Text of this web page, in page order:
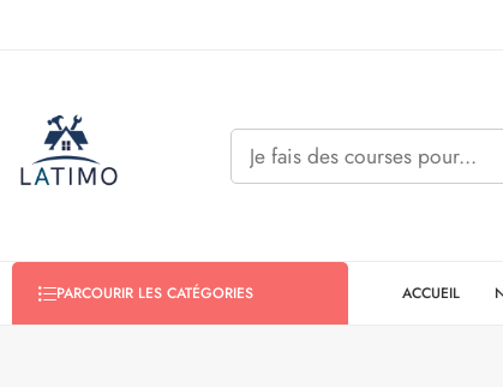
PARCOURIR LES CATÉGORIES ACCUEIL